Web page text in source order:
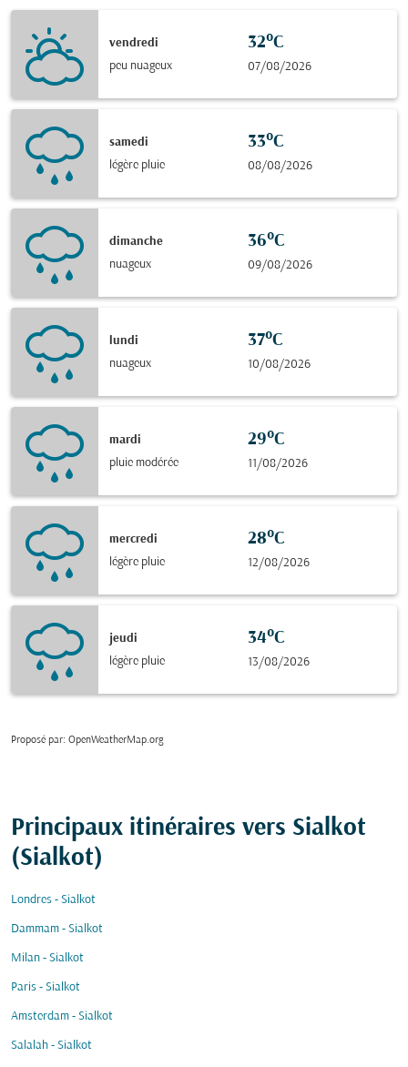
vendredi
peu nuageux
32°C
07/08/2026
samedi
légère pluie
33°C
08/08/2026
dimanche
nuageux
36°C
09/08/2026
lundi
nuageux
37°C
10/08/2026
mardi
pluie modérée
29°C
11/08/2026
mercredi
légère pluie
28°C
12/08/2026
jeudi
légère pluie
34°C
13/08/2026
Proposé par: OpenWeatherMap.org
Principaux itinéraires vers Sialkot
(Sialkot)
Londres - Sialkot
Dammam - Sialkot
Milan - Sialkot
Paris - Sialkot
Amsterdam - Sialkot
Salalah - Sialkot